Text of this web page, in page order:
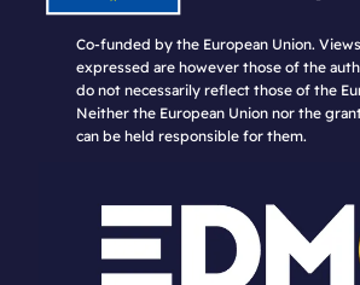
Co-funded by the European Union.
expressed are however those of the
do not necessarily reflect those of the
Neither the European Union nor the
can be held responsible for them.